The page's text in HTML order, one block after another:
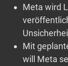
Meta wird
Mit
will Meta